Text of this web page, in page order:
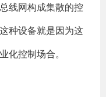
线网构成集散的控
种设备就是因为这
化控制场合。